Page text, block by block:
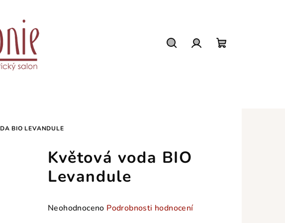
BIO LEVANDULE
Květová voda BIO
Levandule
Průměrné
Neohodnoceno Podrobnosti hodnocení